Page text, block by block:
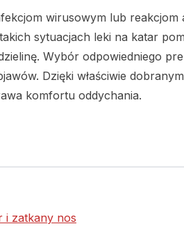
wirusowym lub reakcjom
sytuacjach leki na katar
Wybór odpowiedniego
Dzięki właściwie
komfortu oddychania.
i zatkany nos